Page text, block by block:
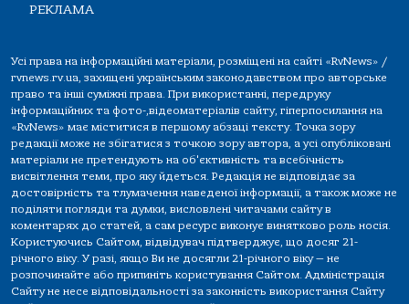
РЕКЛАМА
Усі права на інформаційні матеріали, розміщені на сайті «RvNews» /
rvnews.rv.ua, захищені українським законодавством про авторське
право та інші суміжні права. При використанні, передруку
інформаційних та фото-,відеоматеріалів сайту, гіперпосилання на
«RvNews» має міститися в першому абзаці тексту. Точка зору
редакції може не збігатися з точкою зору автора, а усі опубліковані
матеріали не претендують на об'єктивність та всебічність
висвітлення теми, про яку йдеться. Редакція не відповідає за
достовірність та тлумачення наведеної інформації, а також може не
поділяти погляди та думки, висловлені читачами сайту в
коментарях до статей, а сам ресурс виконує винятково роль носія.
Користуючись Сайтом, відвідувач підтверджує, що досяг 21-
річного віку. У разі, якщо Ви не досягли 21-річного віку — не
розпочинайте або припиніть користування Сайтом. Адміністрація
Сайту не несе відповідальності за законність використання Сайту